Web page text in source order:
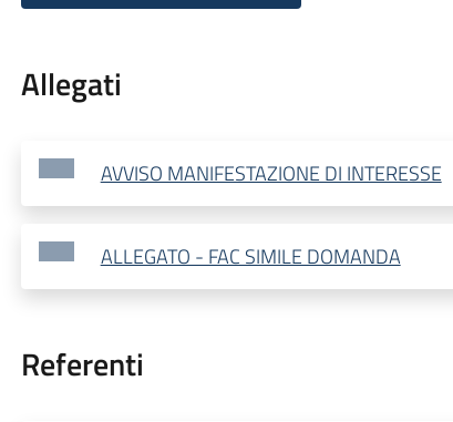
Allegati
AVVISO MANIFESTAZIONE DI INTERESSE
ALLEGATO - FAC SIMILE DOMANDA
Referenti